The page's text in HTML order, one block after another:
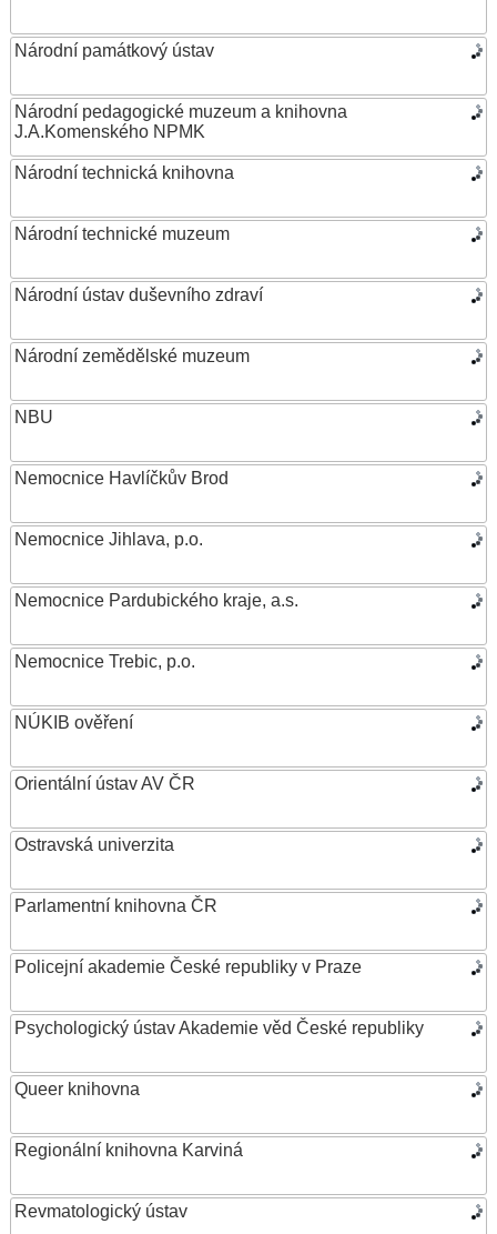
Národní památkový ústav
Národní pedagogické muzeum a knihovna
J.A.Komenského NPMK
Národní technická knihovna
Národní technické muzeum
Národní ústav duševního zdraví
Národní zemědělské muzeum
NBU
Nemocnice Havlíčkův Brod
Nemocnice Jihlava, p.o.
Nemocnice Pardubického kraje, a.s.
Nemocnice Trebic, p.o.
NÚKIB ověření
Orientální ústav AV ČR
Ostravská univerzita
Parlamentní knihovna ČR
Policejní akademie České republiky v Praze
Psychologický ústav Akademie věd České republiky
Queer knihovna
Regionální knihovna Karviná
Revmatologický ústav